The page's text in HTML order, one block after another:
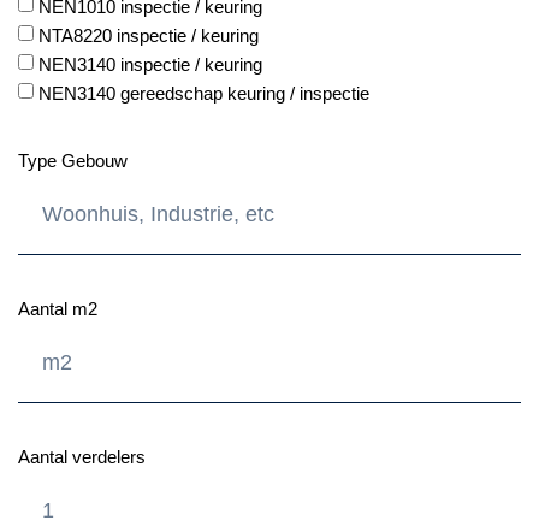
NEN1010 inspectie / keuring
NTA8220 inspectie / keuring
NEN3140 inspectie / keuring
NEN3140 gereedschap keuring / inspectie
Type Gebouw
Aantal m2
Aantal verdelers